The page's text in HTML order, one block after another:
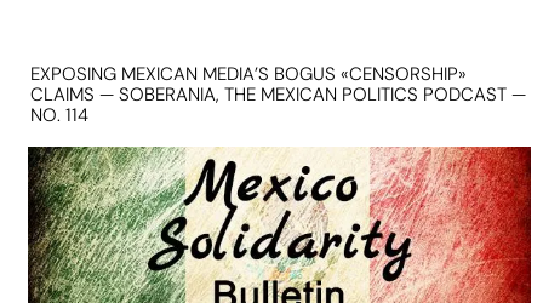
EXPOSING MEXICAN MEDIA’S BOGUS «CENSORSHIP»
CLAIMS — SOBERANIA, THE MEXICAN POLITICS PODCAST —
NO. 114